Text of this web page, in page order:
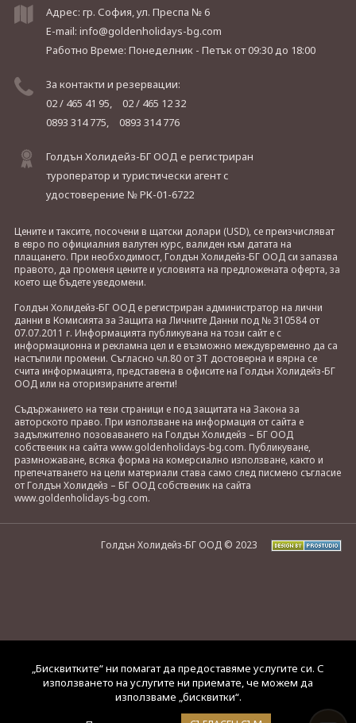
Адрес: гр. София, ул. Преспа № 6
E-mail: info@goldenholidays-bg.com
Работно Време: Понеделник - Петъкот 09:30 до 18:00
За контакти и резервации:
02 / 465 41 95,
02 / 465 12 32
0893 314 775,
0893 314 776
Голдън Холидейз-БГ ООД е регистриран
туроператор и туристически агент с
удостоверение № РК-01-6722
Цените и таксите, посочени в щатски долари (USD), се преизчисляват
в евро по официалния валутен курс, валиден към датата на
плащането. При необходимост, Голдън Холидейз-БГ ООД си запазва
правото, да променя цените и условията на предложената оферта, за
което ще бъдете уведомени.
Голдън Холидейз-БГ ООД е регистриран администратор на лични
данни в Комисията за Защита на Личните Данни под № 310584 от
07.07.2011 г. Информацията публикувана на този сайт е с
информационна и рекламна цел и е възможно междувременно да са
настъпили промени. Съгласно чл.80 от ЗТ достоверна и вярна се
счита информацията, представена в офисите на Голдън Холидейз-БГ
ООД или на оторизираните агенти!
Съдържанието на тези страници е под защитата на Закона за
авторското право. При използване на информация от сайта е
задължително позоваването на Голдън Холидейз – БГ ООД
собственик на сайта www.goldenholidays-bg.com. Публикуване,
размножаване, всяка форма на комерсиално използване, както и
препечатването на цели материали става само след писмено съгласие
от Голдън Холидейз – БГ ООД собственик на сайта
www.goldenholidays-bg.com.
Голдън Холидейз-БГ ООД © 2023
„Бисквитките“ ни помагат да предоставяме услугите си. С
използването на услугите ни приемате, че можем да
използваме „бисквитки“.